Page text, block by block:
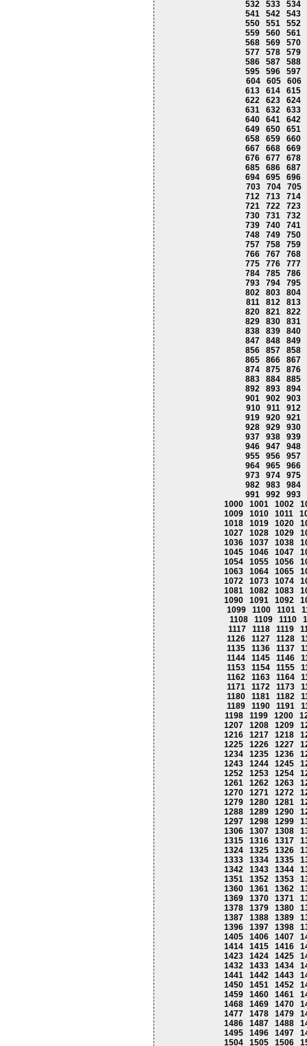
532
533
534
541
542
543
550
551
552
559
560
561
568
569
570
577
578
579
586
587
588
595
596
597
604
605
606
613
614
615
622
623
624
631
632
633
640
641
642
649
650
651
658
659
660
667
668
669
676
677
678
685
686
687
694
695
696
703
704
705
712
713
714
721
722
723
730
731
732
739
740
741
748
749
750
757
758
759
766
767
768
775
776
777
784
785
786
793
794
795
802
803
804
811
812 813
820
821
822
829
830
831
838
839
840
847
848
849
856
857
858
865
866
867
874
875
876
883
884
885
892
893
894
901
902
903
910
911 912
919
920
921
928
929
930
937
938
939
946
947
948
955
956
957
964
965
966
973
974
975
982
983
984
991
992
993
1000
1001 1002
1009
1010 1011
1018
1019 1020
1027
1028 1029
1036
1037 1038
1045
1046 1047
1054
1055 1056
1063
1064 1065
1072
1073 1074
1081
1082 1083
1090
1091 1092
1099
1100 1101
1108
1109 1110
1117
1118 1119
1126
1127 1128
1135
1136 1137
1144
1145 1146
1153
1154 1155
1162
1163 1164
1171
1172 1173
1180
1181 1182
1189
1190 1191
1198
1199 1200
1207
1208 1209
1216
1217 1218
1225
1226 1227
1234
1235 1236
1243
1244 1245
1252
1253 1254
1261
1262 1263
1270
1271 1272
1279
1280 1281
1288
1289 1290
1297
1298 1299
1306
1307 1308
1315
1316 1317
1324
1325 1326
1333
1334 1335
1342
1343 1344
1351
1352 1353
1360
1361 1362
1369
1370 1371
1378
1379 1380
1387
1388 1389
1396
1397 1398
1405
1406 1407
1414
1415 1416
1423
1424 1425
1432
1433 1434
1441
1442 1443
1450
1451 1452
1459
1460 1461
1468
1469 1470
1477
1478 1479
1486
1487 1488
1495
1496 1497
1504
1505 1506